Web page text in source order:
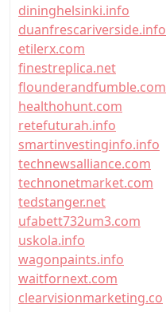
dininghelsinki.info
duanfrescariverside.info
etilerx.com
finestreplica.net
flounderandfumble.com
healthohunt.com
retefuturah.info
smartinvestinginfo.info
technewsalliance.com
technonetmarket.com
tedstanger.net
ufabett732um3.com
uskola.info
wagonpaints.info
waitfornext.com
clearvisionmarketing.co